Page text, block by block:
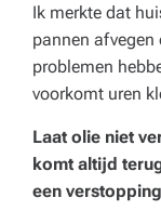
Ik merkte dat
pannen afvegen
problemen
voorkomt uren
Laat olie niet
komt altijd
een